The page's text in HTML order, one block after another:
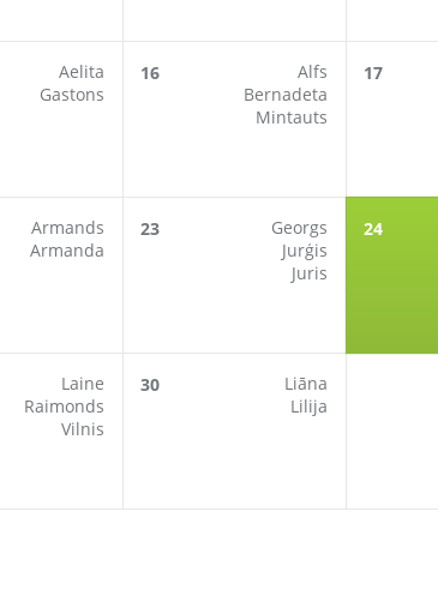
Aelita
Gastons
16
Alfs
Bernadeta
Mintauts
17
Armands
Armanda
23
Georgs
Jurģis
Juris
24
Laine
Raimonds
Vilnis
30
Liāna
Lilija